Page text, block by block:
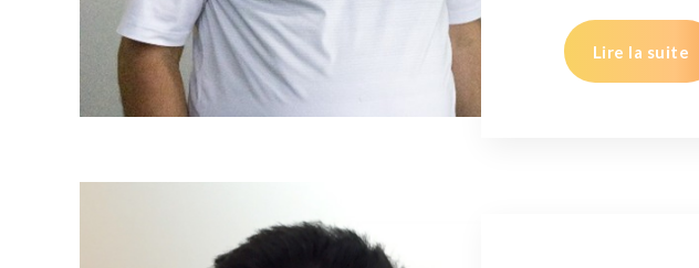
Lire la suite